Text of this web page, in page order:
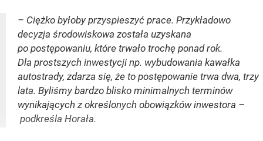
– Ciężko byłoby przyspieszyć prace. Przykładowo
decyzja środowiskowa została uzyskana
po postępowaniu, które trwało trochę ponad rok.
Dla prostszych inwestycji np. wybudowania kawałka
autostrady, zdarza się, że to postępowanie trwa dwa, trzy
lata. Byliśmy bardzo blisko minimalnych terminów
wynikających z określonych obowiązków inwestora –
podkreśla Horała.